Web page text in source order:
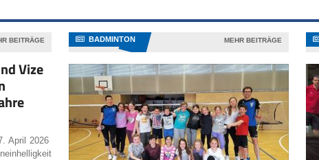
BEITRÄGE
Vize
April 2026
BADMINTON MEHR BEITRÄGE